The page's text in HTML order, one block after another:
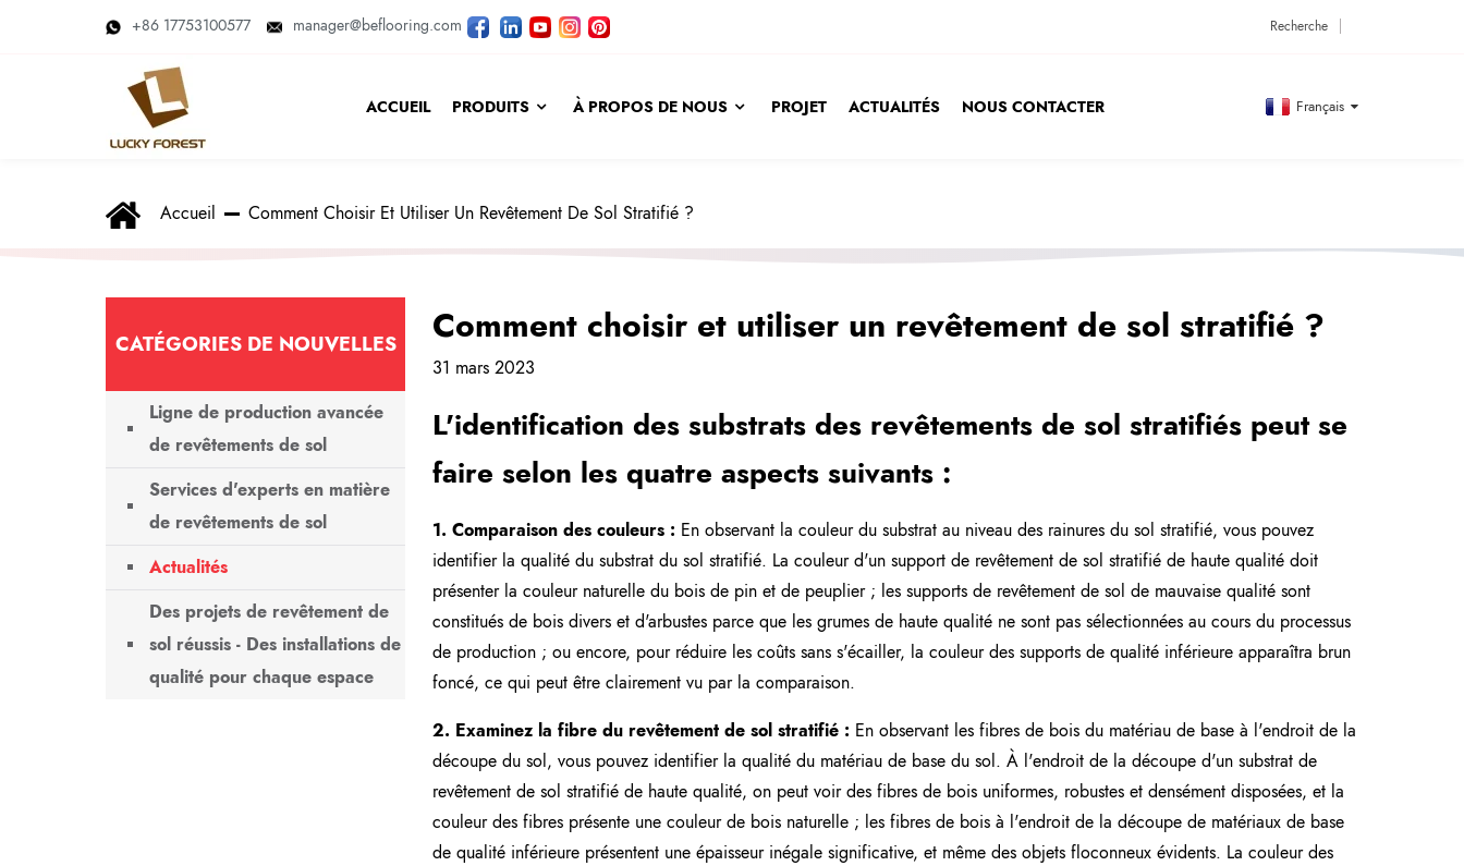
+86 17753100577 manager@beflooring.com
ACCUEIL PRODUITS À PROPOS DE NOUS PROJET ACTUALITÉS NOUS CONTACTER Français
Accueil Comment Choisir Et Utiliser Un Revêtement De Sol Stratifié ?
CATÉGORIES DE NOUVELLES
Ligne de production avancée
de revêtements de sol
Services d'experts en matière
de revêtements de sol
Actualités
Des projets de revêtement de
sol réussis - Des installations de
qualité pour chaque espace
Comment choisir et utiliser un revêtement de sol stratifié ?
31 mars 2023
L'identification des substrats des revêtements de sol stratifiés peut se
faire selon les quatre aspects suivants :
1. Comparaison des couleurs : En observant la couleur du substrat au niveau des rainures du sol stratifié, vous pouvez
identifier la qualité du substrat du sol stratifié. La couleur d'un support de revêtement de sol stratifié de haute qualité doit
présenter la couleur naturelle du bois de pin et de peuplier ; les supports de revêtement de sol de mauvaise qualité sont
constitués de bois divers et d'arbustes parce que les grumes de haute qualité ne sont pas sélectionnées au cours du processus
de production ; ou encore, pour réduire les coûts sans s'écailler, la couleur des supports de qualité inférieure apparaîtra brun
foncé, ce qui peut être clairement vu par la comparaison.
2. Examinez la fibre du revêtement de sol stratifié : En observant les fibres de bois du matériau de base à l'endroit de la
découpe du sol, vous pouvez identifier la qualité du matériau de base du sol. À l'endroit de la découpe d'un substrat de
revêtement de sol stratifié de haute qualité, on peut voir des fibres de bois uniformes, robustes et densément disposées, et la
couleur des fibres présente une couleur de bois naturelle ; les fibres de bois à l'endroit de la découpe de matériaux de base
de qualité inférieure présentent une épaisseur inégale significative, et même des objets floconneux évidents. La couleur des